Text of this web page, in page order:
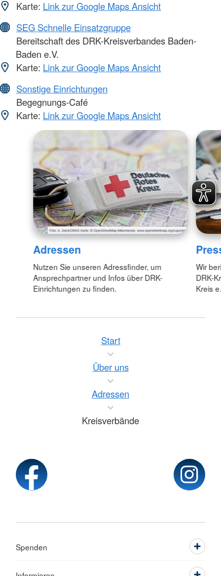
Karte: Link zur Google Maps Ansicht
SEG Schnelle Einsatzgruppe
Bereitschaft des DRK-Kreisverbandes Baden-
Baden e.V.
Karte: Link zur Google Maps Ansicht
Sonstige Einrichtungen
Begegnungs-Café
Karte: Link zur Google Maps Ansicht
Adressen
Nutzen Sie unseren Adressfinder, um
Ansprechpartner und Infos über DRK-
Einrichtungen zu finden.
Wir
DRK-
Kreis
Start
Über uns
Adressen
Kreisverbände
Spenden